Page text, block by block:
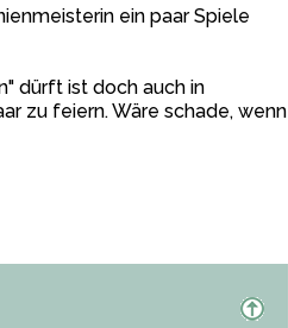
ein paar Spiele
dürft ist doch auch in
zu feiern. Wäre schade, wenn